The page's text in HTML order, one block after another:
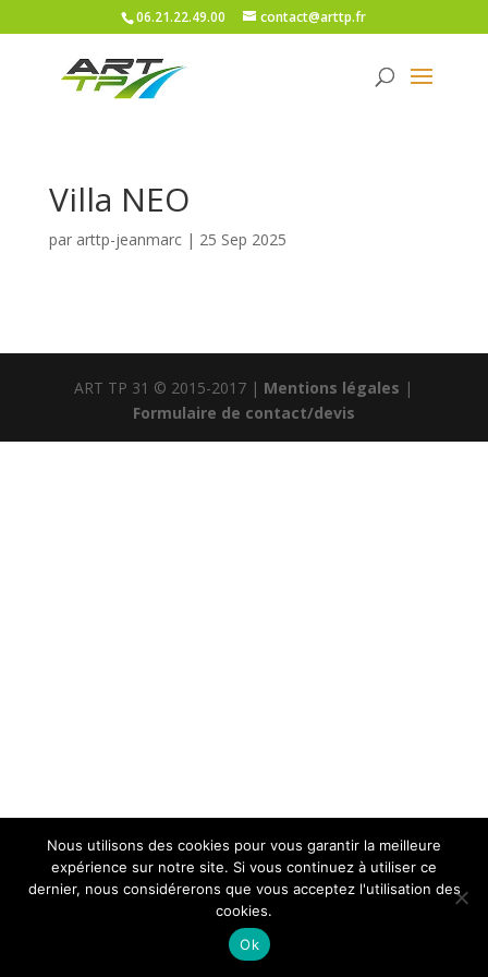
06.21.22.49.00 contact@arttp.fr
Villa NEO
par arttp-jeanmarc| 25 Sep 2025
ART TP 31 © 2015-2017 | Mentions légales |
Formulaire de contact/devis
Nous utilisons des cookies pour vous garantir la meilleure
expérience sur notre site. Si vous continuez à utiliser ce
dernier, nous considérerons que vous acceptez l'utilisation des
cookies.
Ok